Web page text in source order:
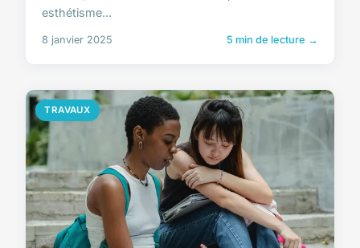
esthétisme...
8 janvier 2025 5 min de lecture →
TRAVAUX